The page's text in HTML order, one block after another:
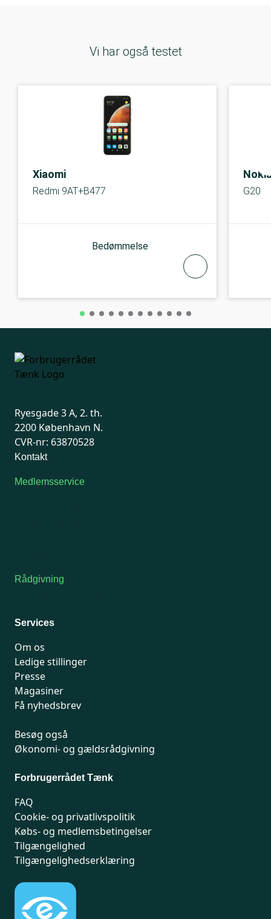
Vi har også testet
Xiaomi
Redmi 9AT+B477
Bedømmelse
G20
Ryesgade 3 A, 2. th.
2200 København N.
CVR-nr: 63870528
Kontakt
Medlemsservice
Rådgivning
Services
Om os
Ledige stillinger
Presse
Magasiner
Få nyhedsbrev
Besøg også
Økonomi- og gældsrådgivning
Forbrugerrådet Tænk
FAQ
Cookie- og privatlivspolitik
Købs- og medlemsbetingelser
Tilgængelighed
Tilgængelighedserklæring